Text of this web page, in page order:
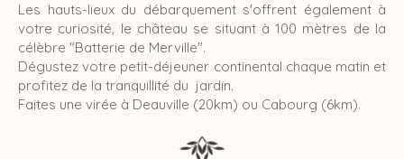
Les hauts-lieux du débarquement s'offrent également à
votre curiosité, le château se situant à 100 mètres de la
célèbre "Batterie de Merville".
Dégustez votre petit-déjeuner continental chaque matin et
profitez de la tranquillité du jardin.
Faites une virée à Deauville (20km) ou Cabourg (6km).